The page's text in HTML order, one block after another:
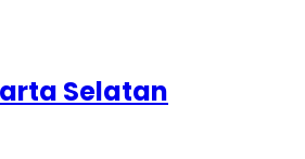
Selatan